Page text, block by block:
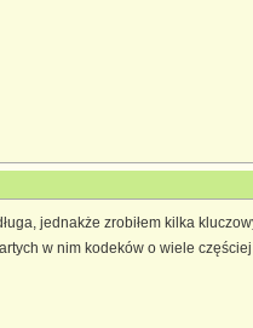
jednakże zrobiłem kilka
w nim kodeków o wiele